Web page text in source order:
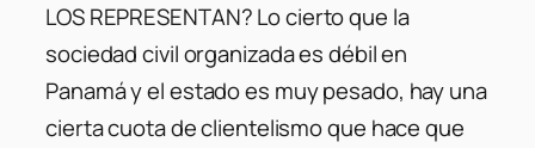
LOS REPRESENTAN? Lo cierto que la
sociedad civil organizada es débil en
Panamá y el estado es muy pesado, hay una
cierta cuota de clientelismo que hace que